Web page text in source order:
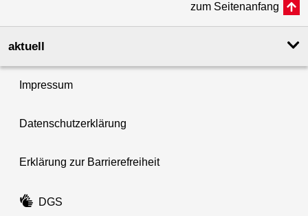
zum Seitenanfang
aktuell
Impressum
Datenschutzerklärung
Erklärung zur Barrierefreiheit
DGS